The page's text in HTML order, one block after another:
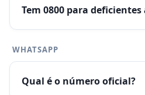
Tem 0800 para
WHATSAPP
Qual é o número oficial?